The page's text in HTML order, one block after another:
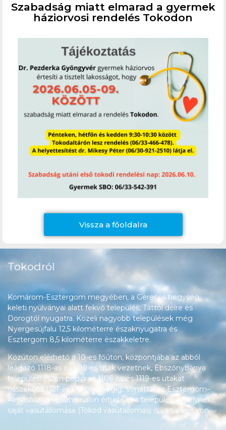
Szabadság miatt elmarad a gyermek
háziorvosi rendelés Tokodon
Vissza a főoldalra
Tokodról
Komárom-Esztergom megyében, a Gerecse hegység
keleti nyúlványai alatt fekvő település, Táttól délre és
Dorogtól nyugatra. Közeli nagyobb települések még
Nyergesújfalu 12,5 kilométerre északnyugatra és
Esztergom 8,5 kilométerre északkeletre.
Közúton elérhető a 10-es főúton, központjába az abból
leágazó 1118-as és 1119-es utak vezetnek, Ebszőnybánya
településrészén pedig az 1106-os és 1119-es utakat
összekötő 1121-es út halad végig. Vonattal az Esztergom–
Almásfüzitő-vasútvonalon érhető el a település, amelynek
saját vasútállomása (Tokod vasútállomás) is van a vonalon.